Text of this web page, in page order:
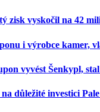
zisk vyskočil na 42
i výrobce kamer,
vyvést Šenkypl,
důležité investici